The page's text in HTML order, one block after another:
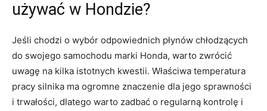
⁣używać w​ Hondzie?
Jeśli chodzi ⁢o wybór ⁣odpowiednich⁣ płynów chłodzących‍
do swojego samochodu ‍marki Honda, warto zwrócić
uwagę ⁣na kilka istotnych kwestii. Właściwa temperatura
pracy silnika ma‌ ogromne znaczenie dla jego sprawności⁣
i trwałości, dlatego warto zadbać o​ regularną kontrolę i